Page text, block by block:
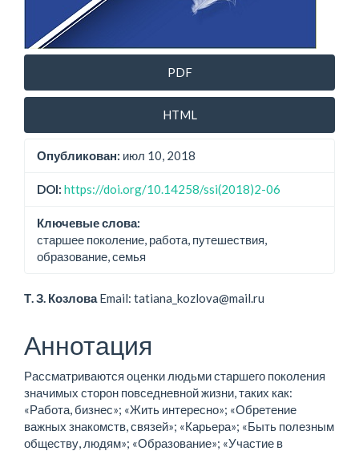
PDF
HTML
Опубликован: июл 10, 2018
DOI: https://doi.org/10.14258/ssi(2018)2-06
Ключевые слова:
старшее поколение, работа, путешествия,
образование, семья
Основное
содержание
статьи
Т. З. Козлова Email: tatiana_kozlova@mail.ru
Аннотация
Рассматриваются оценки людьми старшего поколения
значимых сторон повседневной жизни, таких как:
«Работа, бизнес»; «Жить интересно»; «Обретение
важных знакомств, связей»; «Карьера»; «Быть полезным
обществу, людям»; «Образование»; «Участие в